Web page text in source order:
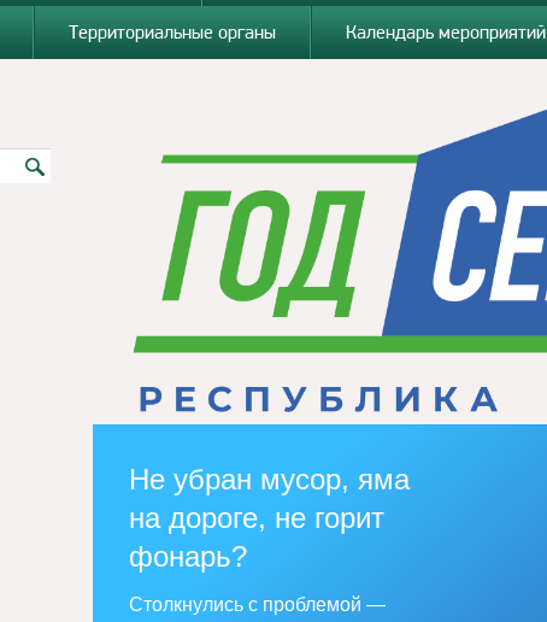
Территориальные органы Календарь мероприятий
Не убран мусор, яма
на дороге, не горит
фонарь?
Столкнулись с проблемой —